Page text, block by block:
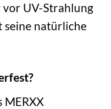
vor UV-Strahlung
seine natürliche
MERXX